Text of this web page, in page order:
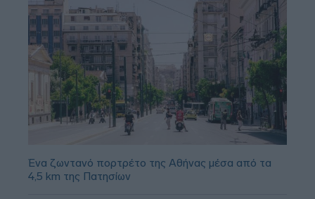
Ένα ζωντανό πορτρέτο της Αθήνας μέσα από τα
4,5 km της Πατησίων